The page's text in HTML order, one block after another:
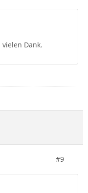
Dank.
#9